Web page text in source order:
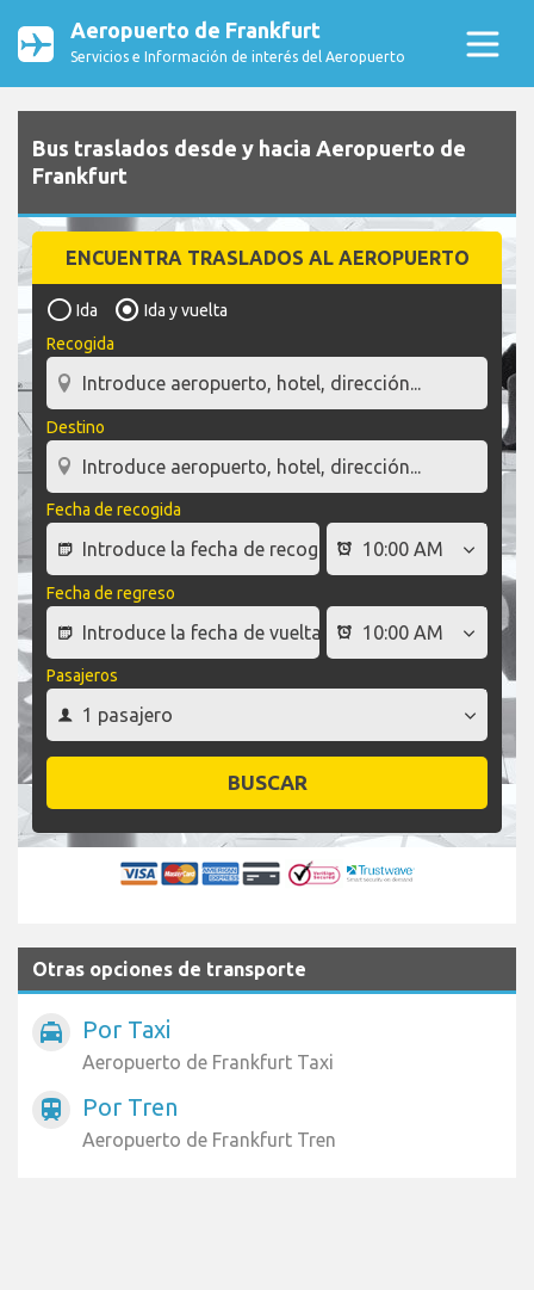
Aeropuerto de Frankfurt
Servicios e Información de interés del Aeropuerto
Bus traslados desde y hacia Aeropuerto de
Frankfurt
ENCUENTRA TRASLADOS AL AEROPUERTO
Ida
Ida y vuelta
Recogida
Destino
Fecha de recogida
Fecha de regreso
Pasajeros
BUSCAR
Otras opciones de transporte
local_taxi Por Taxi
Aeropuerto de Frankfurt Taxi
train Por Tren
Aeropuerto de Frankfurt Tren